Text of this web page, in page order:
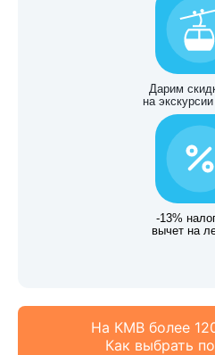
Дарим
на
-13%
вычет на
На КМВ более
Как выбрать